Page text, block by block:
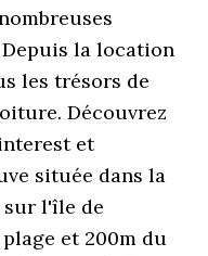
Depuis la location
les trésors de
Découvrez
et
située dans la
sur l'île de
et 200m du